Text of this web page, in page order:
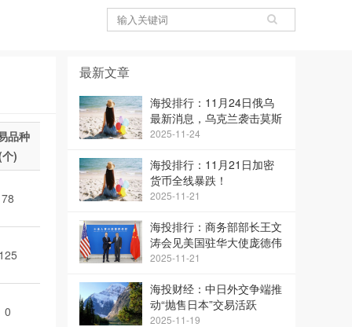
品种
)
78
125
0
最新文章
海投排行：11月24日俄乌
最新消息，乌克兰袭击莫斯
科
2025-11-24
海投排行：11月21日加密
货币全线暴跌！
2025-11-21
海投排行：商务部部长王文
涛会见美国驻华大使庞德伟
2025-11-21
海投财经：中日外交争端推
动“抛售日本”交易活跃
2025-11-19